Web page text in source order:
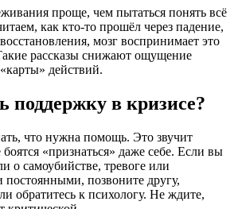
проще, чем пытаться понять всё
как кто‑то прошёл через падение,
мозг воспринимает это
рассказы снижают ощущение
действий.
поддержку в кризисе?
что нужна помощь. Это звучит
«признаться» даже себе. Если вы
о самоубийстве, тревоге или
постоянными, позвоните другу,
обратитесь к психологу. Не ждите,